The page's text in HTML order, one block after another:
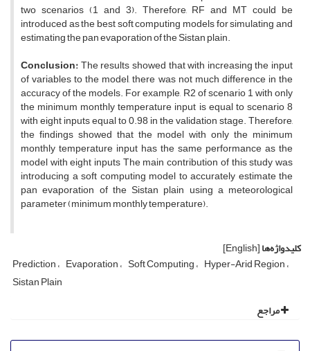
two scenarios (1 and 3). Therefore, RF and MT could be
introduced as the best soft computing models for simulating and
estimating the pan evaporation of the Sistan plain.
Conclusion:The results showed that with increasing the input
of variables to the model, there was not much difference in the
accuracy of the models. For example, R2 of scenario 1 with only
the minimum monthly temperature input is equal to scenario 8
with eight inputs equal to 0.98 in the validation stage. Therefore,
the findings showed that the model with only the minimum
monthly temperature input has the same performance as the
model with eight inputs The main contribution of this study was
introducing a soft computing model to accurately estimate the
pan evaporation of the Sistan plain using a meteorological
parameter (minimum monthly temperature).
کلیدواژه‌ها[English]
Prediction Evaporation Soft Computing Hyper-Arid Region
Sistan Plain
مراجع